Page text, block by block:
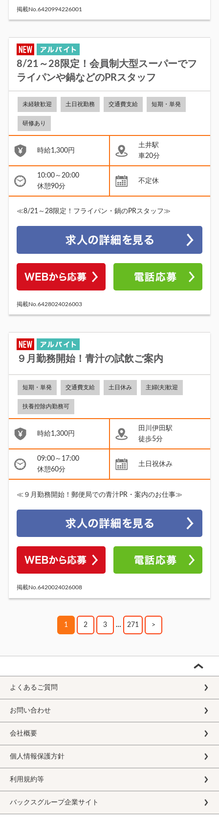
掲載No.6420994226001
8/21～28限定！会員制大型スーパーでフ
ライパンや鍋などのPRスタッフ
未経験歓迎 土日祝勤務 交通費支給 短期・単発
研修あり
時給1,300円
土井駅
車20分
10:00～20:00
休憩90分
不定休
≪8/21～28限定！フライパン・鍋のPRスタッフ≫
掲載No.6428024026003
９月勤務開始！青汁の試飲ご案内
短期・単発 交通費支給 土日休み 主婦(夫)歓迎
扶養控除内勤務可
時給1,300円
田川伊田駅
徒歩5分
09:00～17:00
休憩60分
土日祝休み
≪９月勤務開始！郵便局での青汁PR・案内のお仕事≫
掲載No.6420024026008
1 2 3 … 271 >
よくあるご質問
お問い合わせ
会社概要
個人情報保護方針
利用規約等
バックスグループ企業サイト